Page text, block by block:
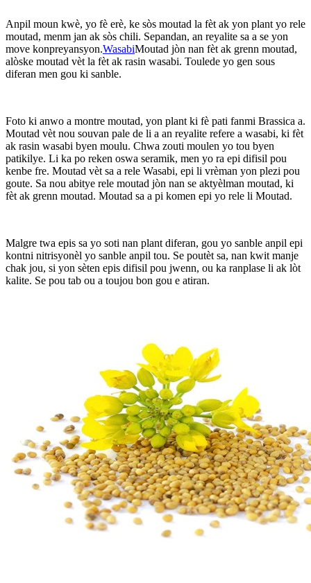
Anpil moun kwè, yo fè erè, ke sòs moutad la fèt ak yon plant yo rele
moutad, menm jan ak sòs chili. Sepandan, an reyalite sa a se yon
move konpreyansyon.WasabiMoutad jòn nan fèt ak grenn moutad,
alòske moutad vèt la fèt ak rasin wasabi. Toulede yo gen sous
diferan men gou ki sanble.
Foto ki anwo a montre moutad, yon plant ki fè pati fanmi Brassica a.
Moutad vèt nou souvan pale de li a an reyalite refere a wasabi, ki fèt
ak rasin wasabi byen moulu. Chwa zouti moulen yo tou byen
patikilye. Li ka po reken oswa seramik, men yo ra epi difisil pou
kenbe fre. Moutad vèt sa a rele Wasabi, epi li vrèman yon plezi pou
goute. Sa nou abitye rele moutad jòn nan se aktyèlman moutad, ki
fèt ak grenn moutad. Moutad sa a pi komen epi yo rele li Moutad.
Malgre twa epis sa yo soti nan plant diferan, gou yo sanble anpil epi
kontni nitrisyonèl yo sanble anpil tou. Se poutèt sa, nan kwit manje
chak jou, si yon sèten epis difisil pou jwenn, ou ka ranplase li ak lòt
kalite. Se pou tab ou a toujou bon gou e atiran.